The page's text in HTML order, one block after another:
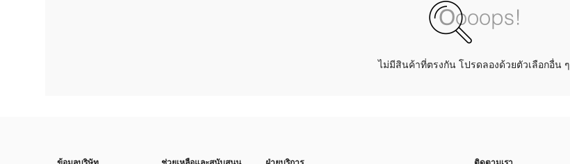
ไม่มีสินค้าที่ตรงกัน โปรดลองด้วยตัวเลือกอื่น ๆ